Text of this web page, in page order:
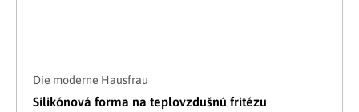
Die moderne Hausfrau
Silikónová forma na teplovzdušnú fritézu